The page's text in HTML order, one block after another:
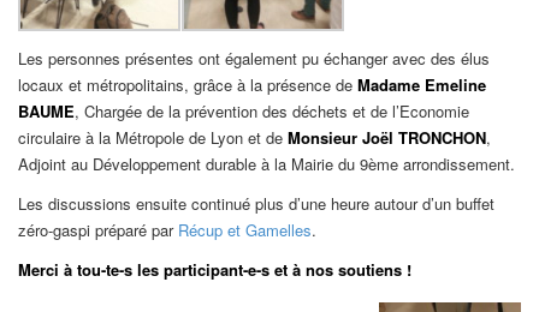
Les personnes présentes ont également pu échanger avec des élus
locaux et métropolitains, grâce à la présence de Madame Emeline
BAUME, Chargée de la prévention des déchets et de l’Economie
circulaire à la Métropole de Lyon et de Monsieur Joël TRONCHON,
Adjoint au Développement durable à la Mairie du 9ème arrondissement.
Les discussions ensuite continué plus d’une heure autour d’un buffet
zéro-gaspi préparé par Récup et Gamelles.
Merci à tou-te-s les participant-e-s et à nos soutiens !